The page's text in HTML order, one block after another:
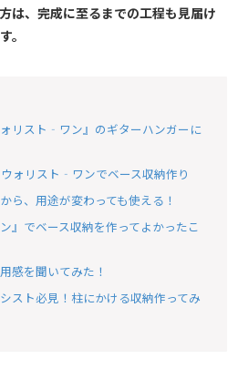
は、完成に至るまでの工程も見届け
。
リスト‐ワン』のギターハンガーに
ォリスト‐ワンでベース収納作り
ら、用途が変わっても使える！
』でベース収納を作ってよかったこ
感を聞いてみた！
スト必見！柱にかける収納作ってみ